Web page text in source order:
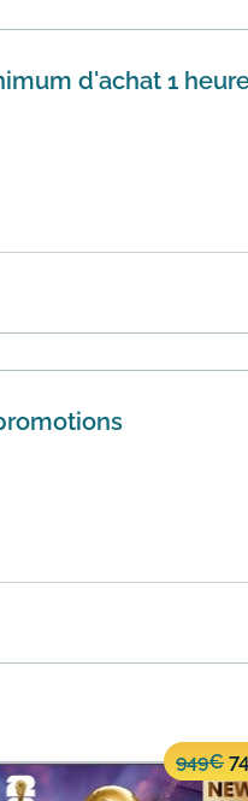
d'achat 1
quel que soit le
Darty !Pourquoi
949€